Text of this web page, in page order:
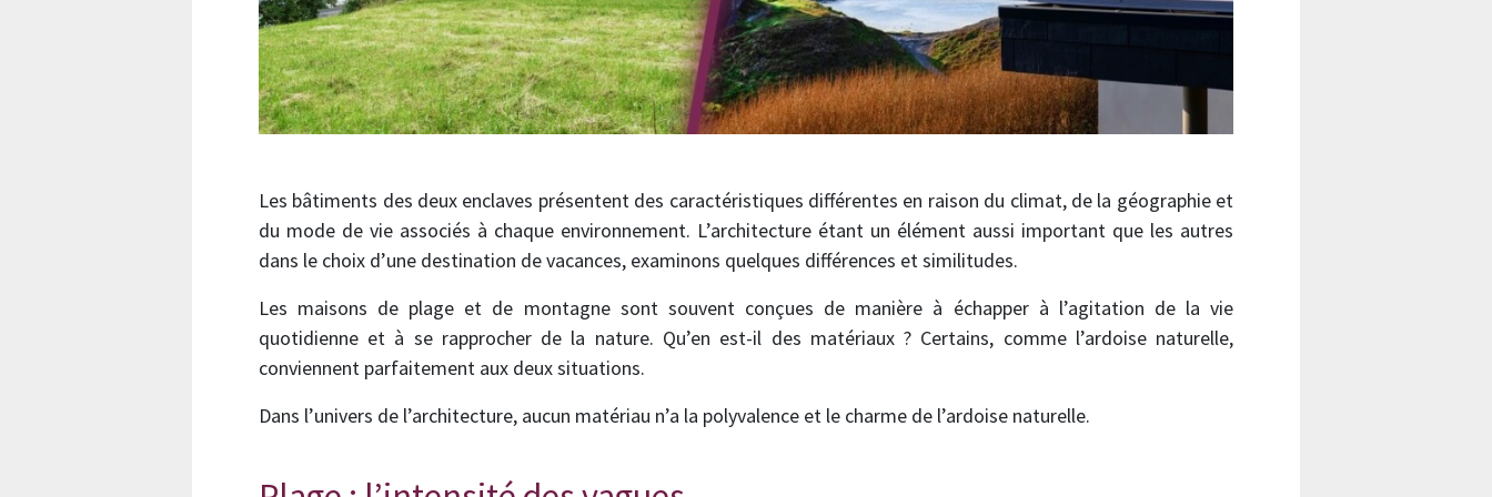
Les bâtiments des deux enclaves présentent des caractéristiques différentes en raison du climat, de la géographie et
du mode de vie associés à chaque environnement. L’architecture étant un élément aussi important que les autres
dans le choix d’une destination de vacances, examinons quelques différences et similitudes.
Les maisons de plage et de montagne sont souvent conçues de manière à échapper à l’agitation de la vie
quotidienne et à se rapprocher de la nature. Qu’en est-il des matériaux ? Certains, comme l’ardoise naturelle,
conviennent parfaitement aux deux situations.
Dans l’univers de l’architecture, aucun matériau n’a la polyvalence et le charme de l’ardoise naturelle.